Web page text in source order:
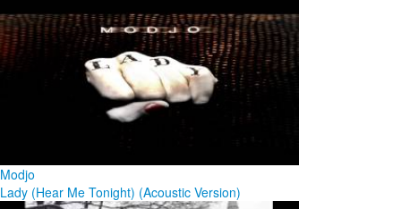
Modjo
Lady (Hear Me Tonight) (Acoustic Version)